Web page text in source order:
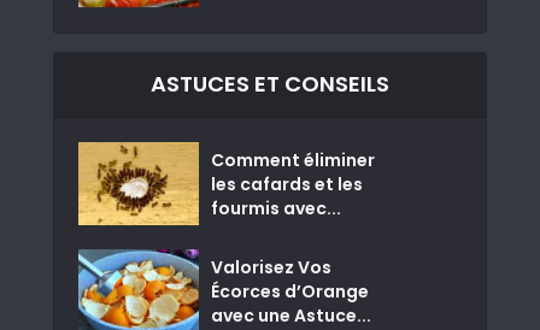
ASTUCES ET CONSEILS
Comment éliminer
les cafards et les
fourmis avec...
Valorisez Vos
Écorces d’Orange
avec une Astuce...